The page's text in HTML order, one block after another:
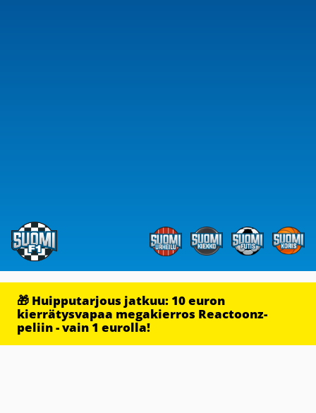
🎁 Huipputarjous jatkuu: 10 euron
kierrätysvapaa megakierros Reactoonz-
peliin - vain 1 eurolla!